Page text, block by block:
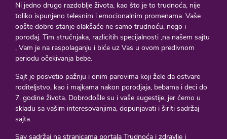
Ni jedno drugo razdoblje života, kao što je to trudnoća, nije
toliko ispunjeno telesnim i emocionalnim promenama. Vaše
opšte dobro stanje olakšaće ne samo trudnoću, nego i
porođaj. Tim stručnjaka, razlicitih specijalnosti ,na našem sajtu
, Vam je na raspolaganju i biće uz Vas u ovom predivnom
periodu očekivanja bebe.
Sajt je posvetio pažnju i onim parovima koji žele da ostvare
roditeljstvo, kao i majkama nakon porodjaja, bebama i deci do
7. godine života. Dobrodošle su i vaše sugestije, jer ćemo u
skladu sa vašim interesovanjima, dopunjavati i širiti sadržaj
sajta.
Sav sadržaj na stranicama portala Trudnoća i zdravlje i